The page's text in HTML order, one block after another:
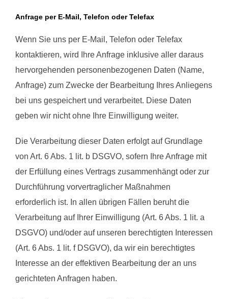
Anfrage per E-Mail, Telefon oder Telefax
Wenn Sie uns per E-Mail, Telefon oder Telefax
kontaktieren, wird Ihre Anfrage inklusive aller daraus
hervorgehenden personenbezogenen Daten (Name,
Anfrage) zum Zwecke der Bearbeitung Ihres Anliegens
bei uns gespeichert und verarbeitet. Diese Daten
geben wir nicht ohne Ihre Einwilligung weiter.
Die Verarbeitung dieser Daten erfolgt auf Grundlage
von Art. 6 Abs. 1 lit. b DSGVO, sofern Ihre Anfrage mit
der Erfüllung eines Vertrags zusammenhängt oder zur
Durchführung vorvertraglicher Maßnahmen
erforderlich ist. In allen übrigen Fällen beruht die
Verarbeitung auf Ihrer Einwilligung (Art. 6 Abs. 1 lit. a
DSGVO) und/oder auf unseren berechtigten Interessen
(Art. 6 Abs. 1 lit. f DSGVO), da wir ein berechtigtes
Interesse an der effektiven Bearbeitung der an uns
gerichteten Anfragen haben.